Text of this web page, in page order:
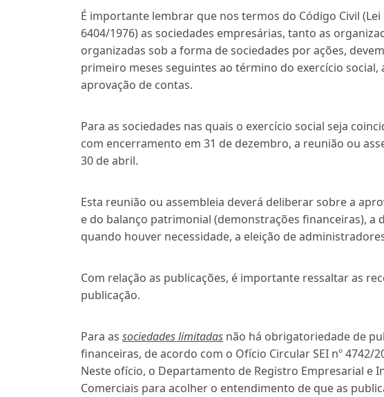
É importante lembrar que nos termos do Código Civil (Lei
6404/1976) as sociedades empresárias, tanto as
organizadas sob a forma de sociedades por ações,
primeiro meses seguintes ao término do exercício social,
aprovação de contas.
Para as sociedades nas quais o exercício social seja
com encerramento em 31 de dezembro, a reunião ou
30 de abril.
Esta reunião ou assembleia deverá deliberar sobre a
e do balanço patrimonial (demonstrações financeiras), a
quando houver necessidade, a eleição de
Com relação as publicações, é importante ressaltar as
publicação.
Para as sociedades limitadas não há obrigatoriedade de
financeiras, de acordo com o Ofício Circular SEI nº 4742/
Neste ofício, o Departamento de Registro Empresarial e
Comerciais para acolher o entendimento de que as